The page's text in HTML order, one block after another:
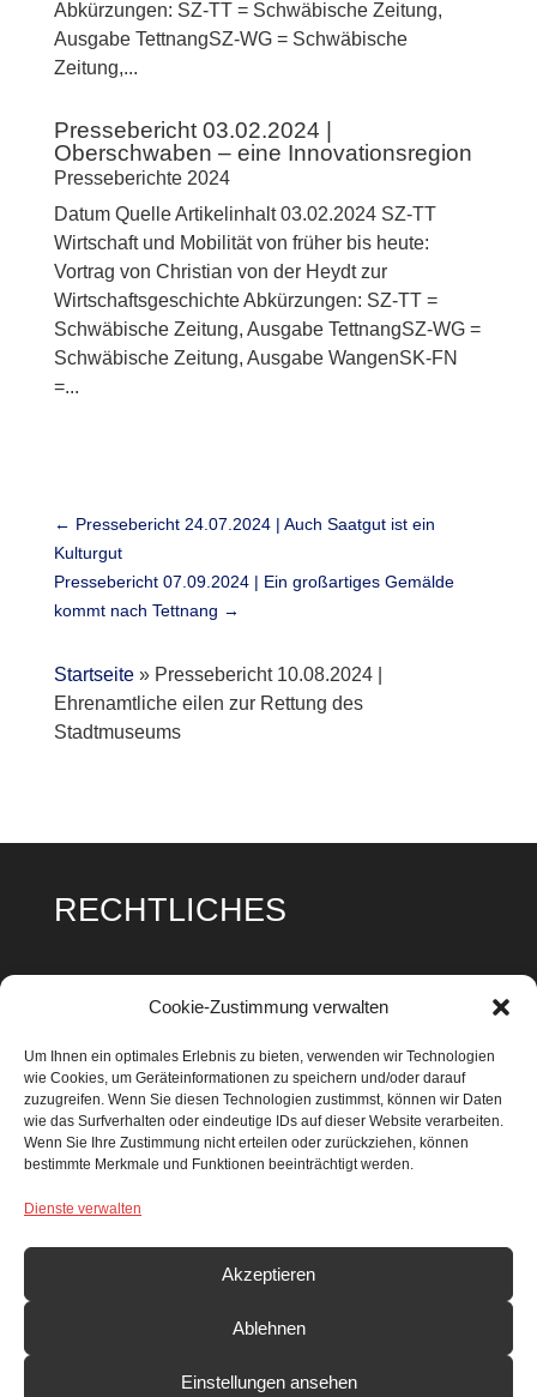
Cookie-Zustimmung verwalten
Um Ihnen ein optimales Erlebnis zu bieten, verwenden wir Technologien
wie Cookies, um Geräteinformationen zu speichern und/oder darauf
zuzugreifen. Wenn Sie diesen Technologien zustimmst, können wir Daten
wie das Surfverhalten oder eindeutige IDs auf dieser Website verarbeiten.
Wenn Sie Ihre Zustimmung nicht erteilen oder zurückziehen, können
bestimmte Merkmale und Funktionen beeinträchtigt werden.
Dienste verwalten
Akzeptieren
Ablehnen
Einstellungen ansehen
Abkürzungen: SZ-TT = Schwäbische Zeitung,
Ausgabe TettnangSZ-WG = Schwäbische
Zeitung,...
Pressebericht 03.02.2024 |
Oberschwaben – eine Innovationsregion
Presseberichte 2024
Datum Quelle Artikelinhalt 03.02.2024 SZ-TT
Wirtschaft und Mobilität von früher bis heute:
Vortrag von Christian von der Heydt zur
Wirtschaftsgeschichte Abkürzungen: SZ-TT =
Schwäbische Zeitung, Ausgabe TettnangSZ-WG =
Schwäbische Zeitung, Ausgabe WangenSK-FN
=...
← Pressebericht 24.07.2024 | Auch Saatgut ist ein
Kulturgut
Pressebericht 07.09.2024 | Ein großartiges Gemälde
kommt nach Tettnang →
Startseite» Pressebericht 10.08.2024 |
Ehrenamtliche eilen zur Rettung des
Stadtmuseums
RECHTLICHES
Datenschutz
Cookie Richtlinie
SUCHEN & FINDEN
Search Button